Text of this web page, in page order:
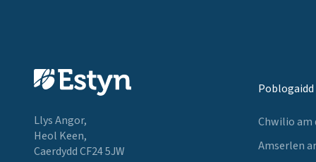
Llys Angor,
Heol Keen,
Caerdydd CF24 5JW
Poblogaidd
Chwilio am
Amserlen